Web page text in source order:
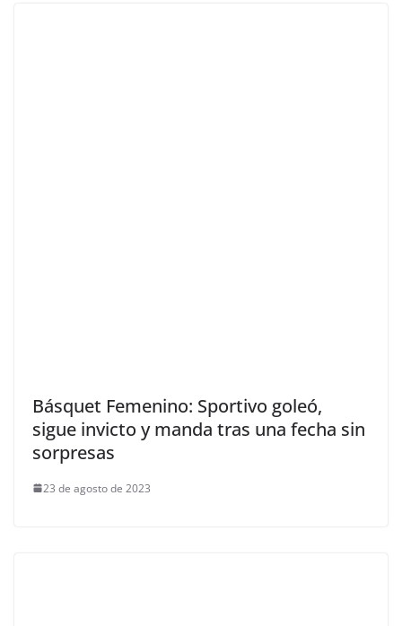
Básquet Femenino: Sportivo goleó,
sigue invicto y manda tras una fecha sin
sorpresas
23 de agosto de 2023